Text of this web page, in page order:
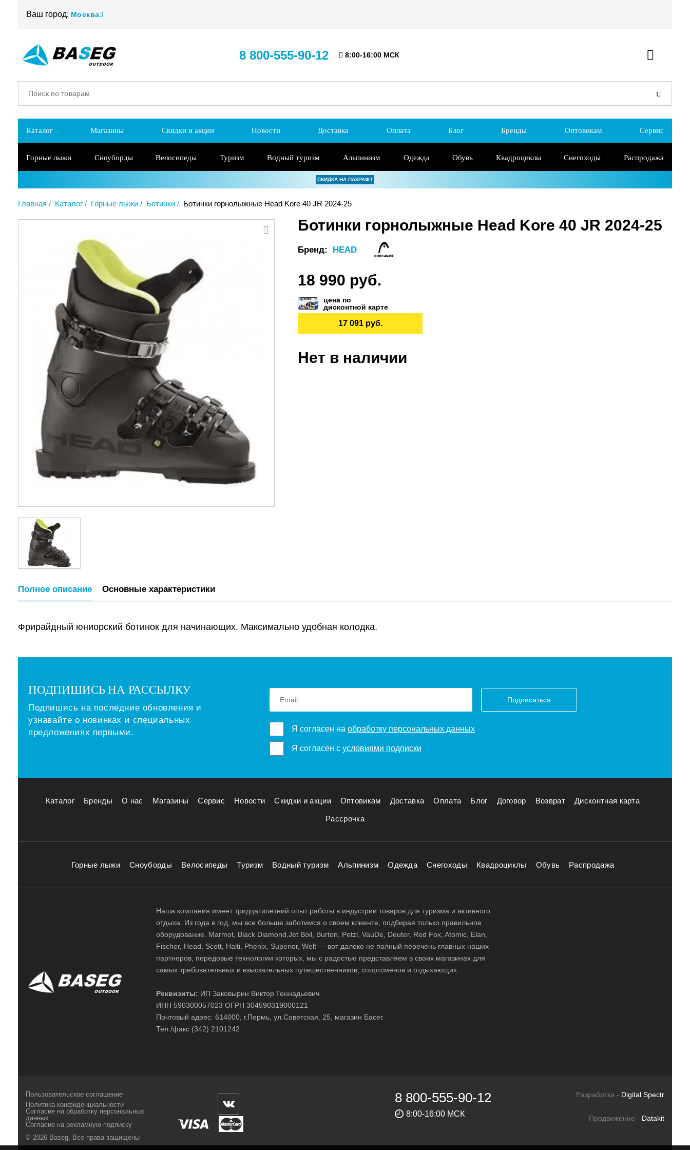
Ваш город: Москва
8 800-555-90-12 8:00-16:00 МСК
Каталог Магазины Скидки и акции Новости Доставка Оплата Блог Бренды Оптовикам Сервис
Горные лыжи Сноуборды Велосипеды Туризм Водный туризм Альпинизм Одежда Обувь Квадроциклы Снегоходы Распродажа
СКИДКА НА ПАКРАФТ
Главная Каталог Горные лыжи Ботинки Ботинки горнолыжные Head Kore 40 JR 2024-25
Ботинки горнолыжные Head Kore 40 JR 2024-25
Бренд: HEAD
18 990 руб.
цена по
дисконтной карте
17 091 руб.
Нет в наличии
Полное описание Основные характеристики
Фрирайдный юниорский ботинок для начинающих. Максимально удобная колодка.
ПОДПИШИСЬ НА РАССЫЛКУ
Подпишись на последние обновления и
узнавайте о новинках и специальных
предложениях первыми.
Подписаться
Я согласен на обработку персональных данных
Я согласен с условиями подписки
Каталог Бренды О нас Магазины Сервис Новости Скидки и акции Оптовикам Доставка Оплата Блог Договор Возврат Дисконтная карта
Рассрочка
Горные лыжи Сноуборды Велосипеды Туризм Водный туризм Альпинизм Одежда Снегоходы Квадроциклы Обувь Распродажа
Наша компания имеет тридцатилетний опыт работы в индустрии товаров для туризма и активного
отдыха. Из года в год, мы все больше заботимся о своем клиенте, подбирая только правильное
оборудование. Marmot, Black Diamond,Jet Boil, Burton, Petzl, VauDe, Deuter, Red Fox, Atomic, Elan,
Fischer, Head, Scott, Halti, Phenix, Superior, Welt — вот далеко не полный перечень главных наших
партнеров, передовые технологии которых, мы с радостью представляем в своих магазинах для
самых требовательных и взыскательных путешественников, спортсменов и отдыхающих.
Реквизиты: ИП Заковырин Виктор Геннадьевич
ИНН 590300057023 ОГРН 304590319000121
Почтовый адрес: 614000, г.Пермь, ул.Советская, 25, магазин Басег.
Тел./факс (342) 2101242
Пользовательское соглашение
Политика конфиденциальности
Согласие на обработку персональных
данных
Согласие на рекламную подписку
© 2026 Baseg, Все права защищены
8 800-555-90-12
8:00-16:00 МСК
Разработка - Digital Spectr
Продвижение - Datakit